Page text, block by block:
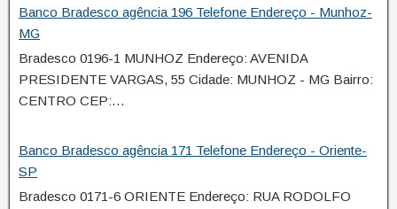
Banco Bradesco agência 196 Telefone Endereço - Munhoz-
MG
Bradesco 0196-1 MUNHOZ Endereço: AVENIDA
PRESIDENTE VARGAS, 55 Cidade: MUNHOZ - MG Bairro:
CENTRO CEP:…
Banco Bradesco agência 171 Telefone Endereço - Oriente-
SP
Bradesco 0171-6 ORIENTE Endereço: RUA RODOLFO